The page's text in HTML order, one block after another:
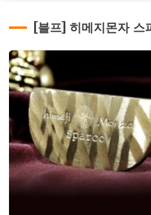
[블프] 히메지몬자 스